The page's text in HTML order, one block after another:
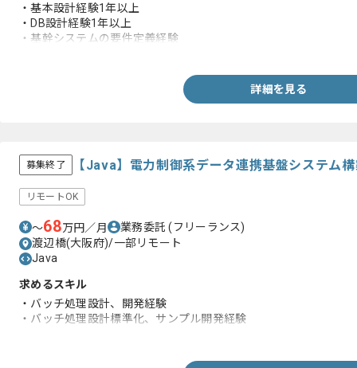
・基本設計経験1年以上
・DB設計経験1年以上
・基幹システムの要件定義経験
詳細を見る
募集終了 【Java】電力制御系データ連携基盤システム
リモートOK
〜68万円／月 業務委託(フリーランス)
渡辺橋(大阪府)/一部リモート
Java
求めるスキル
・バッチ処理設計、開発経験
・バッチ処理設計標準化、サンプル開発経験